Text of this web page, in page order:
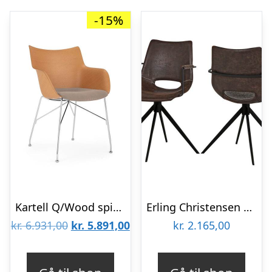
-15%
Kartell Q/Wood spisebordsstol med armlæn : Erling Christensen Møbler
kr.6.931,00 Den
kr. 5.891,00Den
Erling Christensen Møbler Cayman spisebordsstol med drejefunktion og armlæn – Topper Dark Brown : Erling Christensen Møbler : Erling Christensen
kr. 2.165,00